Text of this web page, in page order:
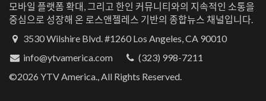
모바일 플랫폼 확대, 그리고 한인 커뮤니티와의 지속적인 소통을
중심으로 성장해 온 로스앤젤레스 기반의 종합뉴스 채널입니다.
3530 Wilshire Blvd. #1260 Los Angeles, CA 90010
info@ytvamerica.com
(323) 998-7211
©2026 YTV America., All Rights Reserved.